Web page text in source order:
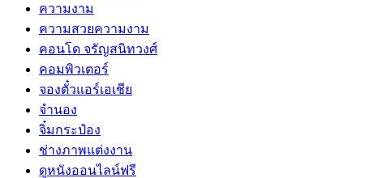
ความงาม
ความสวยความงาม
คอนโด จรัญสนิทวงศ์
คอมพิวเตอร์
จองตั๋วแอร์เอเชีย
จำนอง
จิ๋มกระป๋อง
ช่างภาพแต่งงาน
ดูหนังออนไลน์ฟรี